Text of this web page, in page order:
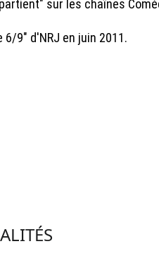
sur les chaînes
9" d'NRJ en juin 2011.